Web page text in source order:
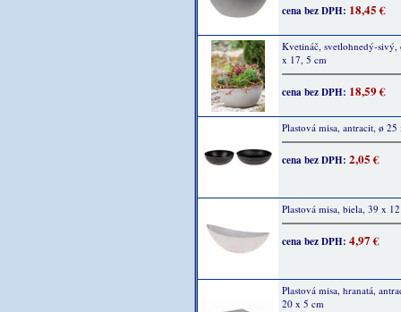
cena bez DPH: 18,45 €
Kvetináč, svetlohnedý-sivý,
x 17, 5 cm
cena bez DPH: 18,59 €
Plastová misa, antracit, ø
cena bez DPH: 2,05 €
Plastová misa, biela, 39 x
cena bez DPH: 4,97 €
Plastová misa, hranatá,
20 x 5 cm